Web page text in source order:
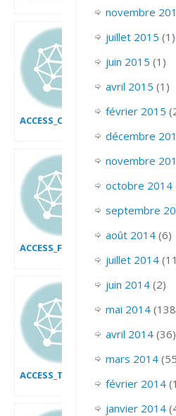
ACCESS_FILTRER_LES_DONNEES
novembre
juillet 2015 (1)
juin 2015 (1)
avril 2015 (1)
février 2015
décembre
novembre
octobre 2014
septembre
août 2014(6)
juillet 2014
juin 2014(2)
mai 2014
avril 2014(36)
mars 2014
février 2014
janvier 2014